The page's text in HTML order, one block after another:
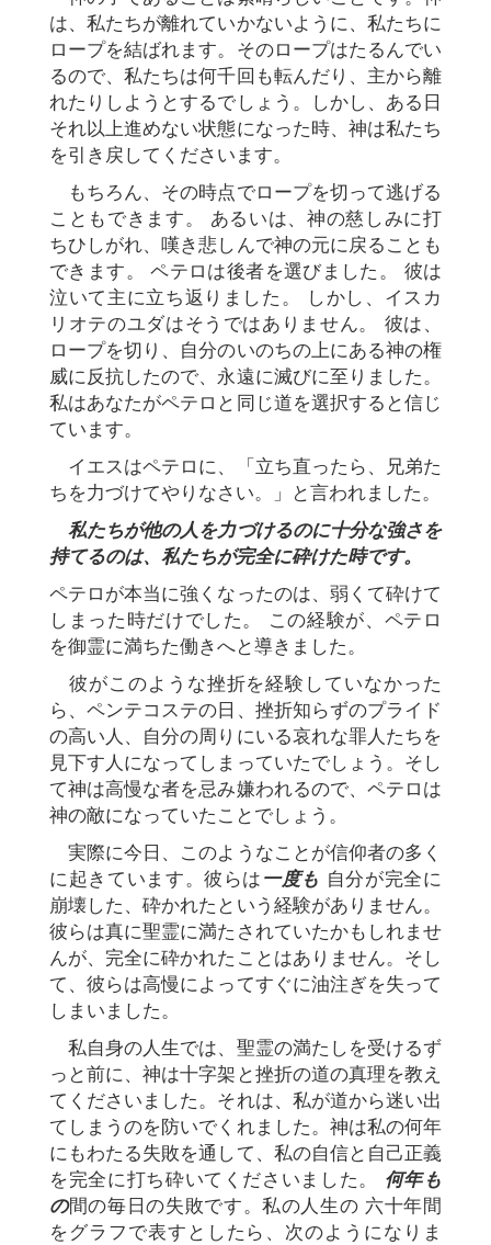
は、私たちが離れていかないように、私たちに
ロープを結ばれます。そのロープはたるんでい
るので、私たちは何千回も転んだり、主から離
れたりしようとするでしょう。しかし、ある日
それ以上進めない状態になった時、神は私たち
を引き戻してくださいます。
もちろん、その時点でロープを切って逃げる
こともできます。 あるいは、神の慈しみに打
ちひしがれ、嘆き悲しんで神の元に戻ることも
できます。 ペテロは後者を選びました。 彼は
泣いて主に立ち返りました。 しかし、イスカ
リオテのユダはそうではありません。 彼は、
ロープを切り、自分のいのちの上にある神の権
威に反抗したので、永遠に滅びに至りました。
私はあなたがペテロと同じ道を選択すると信じ
ています。
イエスはペテロに、「立ち直ったら、兄弟た
ちを力づけてやりなさい。」と言われました。
私たちが他の人を力づけるのに十分な強さを
持てるのは、私たちが完全に砕けた時です。
ペテロが本当に強くなったのは、弱くて砕けて
しまった時だけでした。 この経験が、ペテロ
を御霊に満ちた働きへと導きました。
彼がこのような挫折を経験していなかった
ら、ペンテコステの日、挫折知らずのプライド
の高い人、自分の周りにいる哀れな罪人たちを
見下す人になってしまっていたでしょう。そし
て神は高慢な者を忌み嫌われるので、ペテロは
神の敵になっていたことでしょう。
実際に今日、このようなことが信仰者の多く
に起きています。彼らは一度も 自分が完全に
崩壊した、砕かれたという経験がありません。
彼らは真に聖霊に満たされていたかもしれませ
んが、完全に砕かれたことはありません。そし
て、彼らは高慢によってすぐに油注ぎを失って
しまいました。
私自身の人生では、聖霊の満たしを受けるず
っと前に、神は十字架と挫折の道の真理を教え
てくださいました。それは、私が道から迷い出
てしまうのを防いでくれました。神は私の何年
にもわたる失敗を通して、私の自信と自己正義
を完全に打ち砕いてくださいました。 何年も
の間の毎日の失敗です。私の人生の 六十年間
をグラフで表すとしたら、次のようになりま